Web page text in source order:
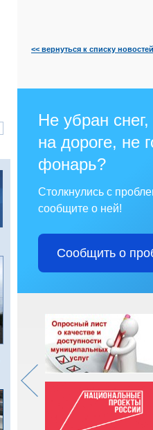
<< вернуться к списку новостей
Не убран
на дороге, не
фонарь?
Столкнулись с
сообщите о ней!
Сообщить о